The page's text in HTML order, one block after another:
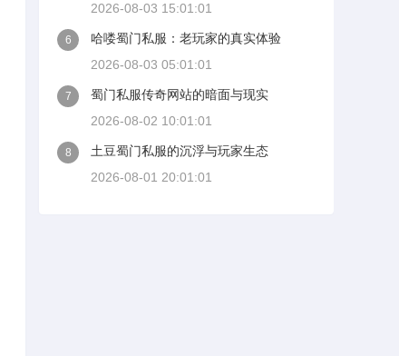
2026-08-03 15:01:01
6
哈喽蜀门私服：老玩家的真实体验
2026-08-03 05:01:01
7
蜀门私服传奇网站的暗面与现实
2026-08-02 10:01:01
8
土豆蜀门私服的沉浮与玩家生态
2026-08-01 20:01:01